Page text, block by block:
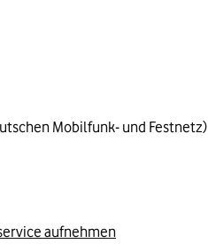
Mobilfunk- und Festnetz)
aufnehmen